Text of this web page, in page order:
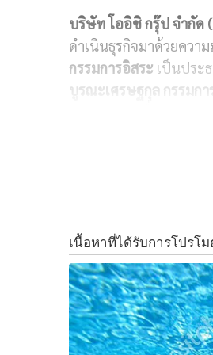
c
e
b
n
e
i
t
t
บริษัท โออิชิ กรุ๊ป จำกัด
ดำเนินธุรกิจมาด้วยควา
กรรมการอิสระ เป็นประ
บูรณะเศรษฐกุล กรรมกา
ทั้งนี้บริษัทฯ มุ่งมั่นพัฒนา
a
c
e
b
i
n
e
w
i
t
t